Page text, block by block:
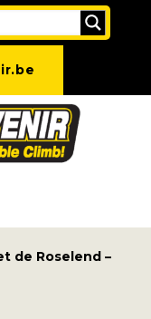
de Roselend –